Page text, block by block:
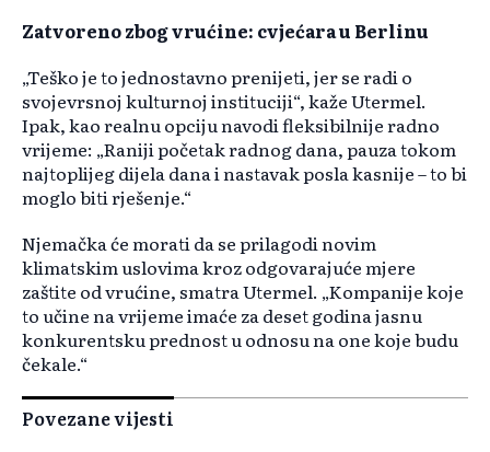
Zatvoreno zbog vrućine: cvjećara u Berlinu
„Teško je to jednostavno prenijeti, jer se radi o
svojevrsnoj kulturnoj instituciji“, kaže Utermel.
Ipak, kao realnu opciju navodi fleksibilnije radno
vrijeme: „Raniji početak radnog dana, pauza tokom
najtoplijeg dijela dana i nastavak posla kasnije – to bi
moglo biti rješenje.“
Njemačka će morati da se prilagodi novim
klimatskim uslovima kroz odgovarajuće mjere
zaštite od vrućine, smatra Utermel. „Kompanije koje
to učine na vrijeme imaće za deset godina jasnu
konkurentsku prednost u odnosu na one koje budu
čekale.“
Povezane vijesti